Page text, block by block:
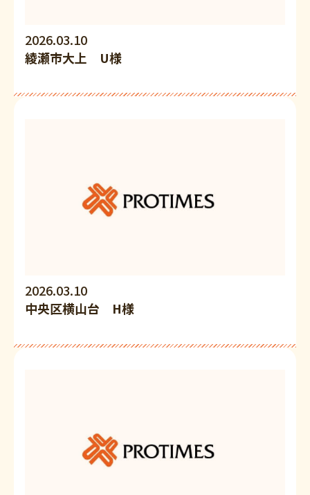
2026.03.10
綾瀬市大上 U様
2026.03.10
中央区横山台 H様